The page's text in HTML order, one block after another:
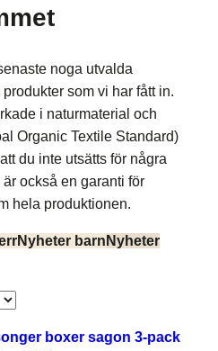
noga utvalda
som vi har fått in.
i naturmaterial och
Organic Textile Standard)
du inte utsätts för några
också en garanti för
hela produktionen.
Nyheter barn Nyheter